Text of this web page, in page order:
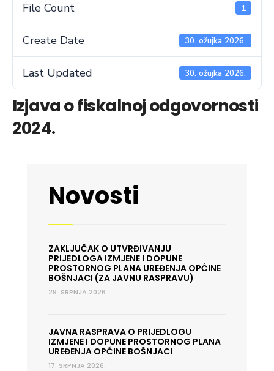
File Count 1
Create Date 30. ožujka 2026.
Last Updated 30. ožujka 2026.
Izjava o fiskalnoj odgovornosti
2024.
Novosti
ZAKLJUČAK O UTVRĐIVANJU
PRIJEDLOGA IZMJENE I DOPUNE
PROSTORNOG PLANA UREĐENJA OPĆINE
BOŠNJACI (ZA JAVNU RASPRAVU)
29. SRPNJA 2026.
JAVNA RASPRAVA O PRIJEDLOGU
IZMJENE I DOPUNE PROSTORNOG PLANA
UREĐENJA OPĆINE BOŠNJACI
17. SRPNJA 2026.